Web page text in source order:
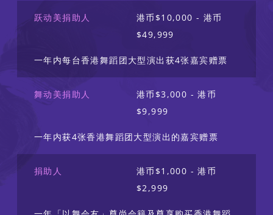
跃动美捐助人
港币$10,000 - 港币
$49,999
一年内每台香港舞蹈团大型演出获4张嘉宾赠票
舞动美捐助人
港币$3,000 - 港币
$9,999
一年内获4张香港舞蹈团大型演出的嘉宾赠票
捐助人
港币$1,000 - 港币
$2,999